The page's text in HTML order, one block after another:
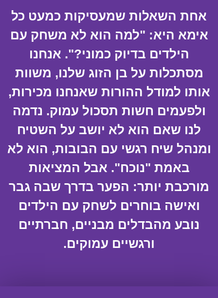
אחת השאלות שמעסיקות כמעט כל
אימא היא: "למה הוא לא משחק עם
הילדים בדיוק כמוני?". אנחנו
מסתכלות על בן הזוג שלנו, משוות
אותו למודל ההורות שאנחנו מכירות,
ולפעמים חשות תסכול עמוק. נדמה
לנו שאם הוא לא יושב על השטיח
ומנהל שיח רגשי עם הבובות, הוא לא
באמת "נוכח". אבל המציאות
מורכבת יותר: הפער בדרך שבה גבר
ואישה בוחרים לשחק עם הילדים
נובע מהבדלים מבניים, חברתיים
ורגשיים עמוקים.